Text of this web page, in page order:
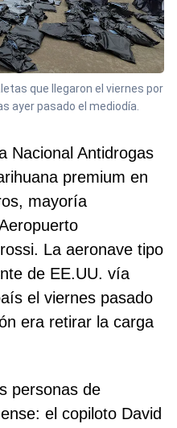
que llegaron el viernes por
ayer pasado el mediodía.
Nacional Antidrogas
premium en
mayoría
La aeronave tipo
de EE.UU. vía
el viernes pasado
era retirar la carga
personas de
el copiloto David